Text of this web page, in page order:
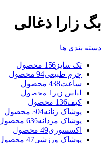
بگ زارا ذغالی
دسته بندی ها
تک سایز 156 محصول
چرم طبیعی94 محصول
ساعت438 محصول
لباس زیر 1 محصول
کیف136 محصول
پوشاک زنانه304 محصول
پوشاک مردانه636 محصول
اکسسوری49 محصول
پوشاک ورزشی47 محصول